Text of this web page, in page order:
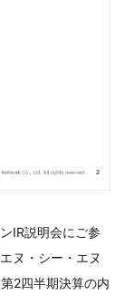
IR説明会にご参
ヌ・シー・エヌ
2四半期決算の内